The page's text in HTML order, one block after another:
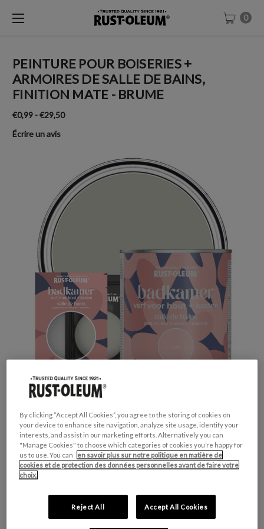
0
PEINTURE POUR BOISERIES +
ARMOIRES DE SALLE DE BAINS,
FINITION MATE - BRUME
€0,99 - €29,50
Écrire un avis
Productveiligheid
Attention
H317 - Peut provoquer une allergie cutanée.
H412 - Nocif pour les organismes aquatiques,
By clicking “Accept All Cookies”, you agree to the storing of cookies on
your device to enhance site navigation, analyze site usage, identify your
interests, and assist in our marketing efforts. Alternatively you can
"Manage Cookies" to choose which categories of cookies you’re happy for
us to use. You can
en savoir plus sur notre politique en matière de
cookies et de protection des données personnelles avant de faire votre
choix.
Reject All Accept All Cookies